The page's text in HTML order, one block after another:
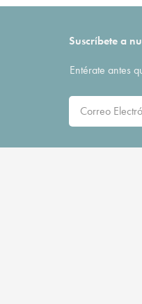
Suscríbete a
Entérate antes